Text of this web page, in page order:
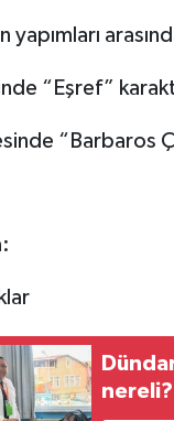
yapımları
“Eşref”
“Barbaros
nereli?